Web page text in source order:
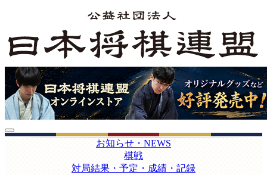
お知らせ・NEWS
棋戦
対局結果・予定・成績・記録